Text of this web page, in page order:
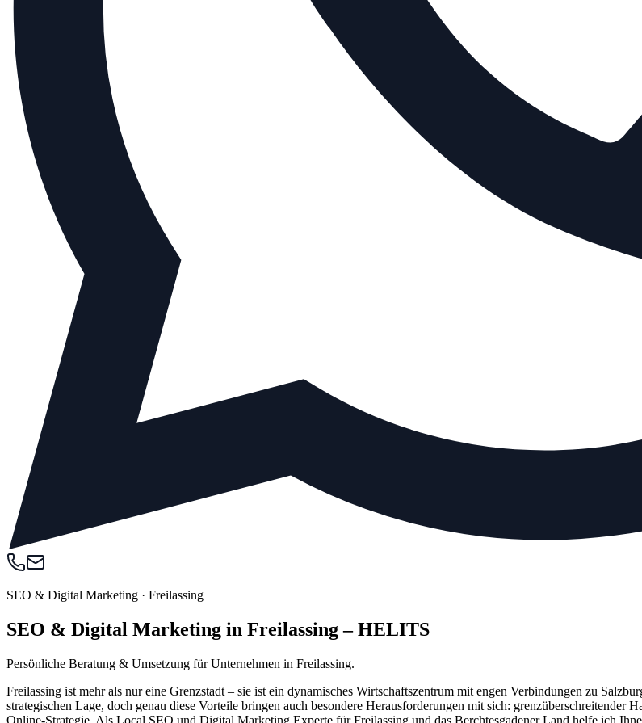
SEO & Digital Marketing · Freilassing
SEO & Digital Marketing in Freilassing – HELITS
Persönliche Beratung & Umsetzung für Unternehmen in Freilassing.
Freilassing ist mehr als nur eine Grenzstadt – sie ist ein dynamisches Wirtschaftszentrum mit engen Verbindungen zu
strategischen Lage, doch genau diese Vorteile bringen auch besondere Herausforderungen mit sich:
Online-Strategie. Als Local SEO und Digital Marketing Experte für Freilassing und das Berchtesgadener Land helfe ich